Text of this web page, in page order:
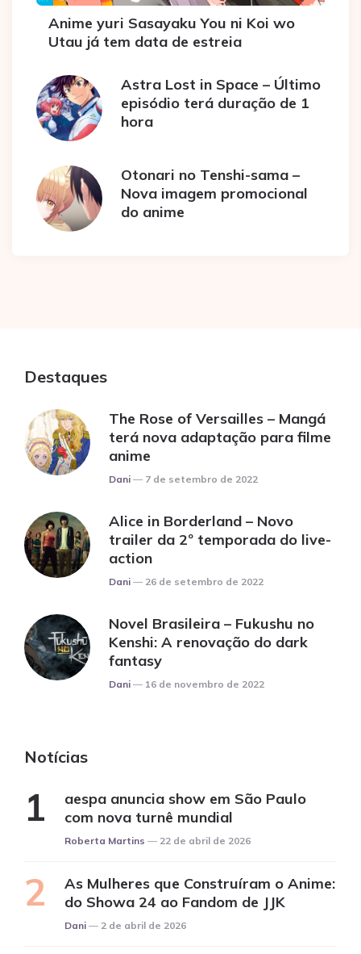
Anime yuri Sasayaku You ni Koi wo
Utau já tem data de estreia
Astra Lost in Space – Último
episódio terá duração de 1
hora
Otonari no Tenshi-sama –
Nova imagem promocional
do anime
Destaques
The Rose of Versailles – Mangá
terá nova adaptação para filme
anime
Posted
Dani 7 de setembro de 2022
Alice in Borderland – Novo
trailer da 2º temporada do live-
action
Posted
Dani 26 de setembro de 2022
Novel Brasileira – Fukushu no
Kenshi: A renovação do dark
fantasy
Posted
Dani 16 de novembro de 2022
Notícias
aespa anuncia show em São Paulo
com nova turnê mundial
Posted
Roberta Martins 22 de abril de 2026
As Mulheres que Construíram o Anime:
do Showa 24 ao Fandom de JJK
Posted
Dani 2 de abril de 2026